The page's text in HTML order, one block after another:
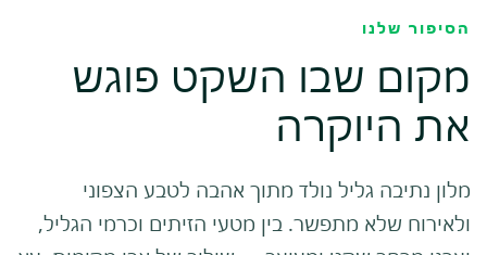
הסיפור שלנו
מקום שבו השקט פוגש
את היוקרה
מלון נתיבה גליל נולד מתוך אהבה לטבע הצפוני
ולאירוח שלא מתפשר. בין מטעי הזיתים וכרמי הגליל,